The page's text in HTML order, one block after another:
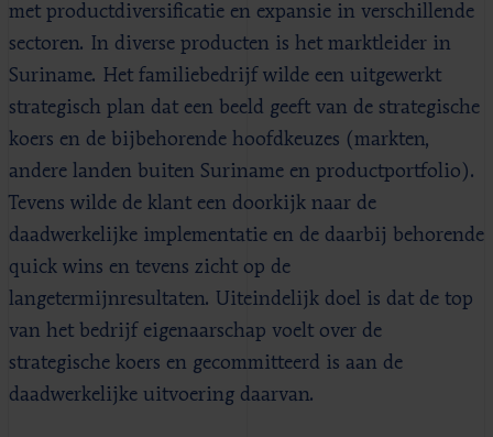
met productdiversificatie en expansie in verschillende
sectoren. In diverse producten is het marktleider in
Suriname. Het familiebedrijf wilde een uitgewerkt
strategisch plan dat een beeld geeft van de strategische
koers en de bijbehorende hoofdkeuzes (markten,
andere landen buiten Suriname en productportfolio).
Tevens wilde de klant een doorkijk naar de
daadwerkelijke implementatie en de daarbij behorende
quick wins en tevens zicht op de
langetermijnresultaten. Uiteindelijk doel is dat de top
van het bedrijf eigenaarschap voelt over de
strategische koers en gecommitteerd is aan de
daadwerkelijke uitvoering daarvan.